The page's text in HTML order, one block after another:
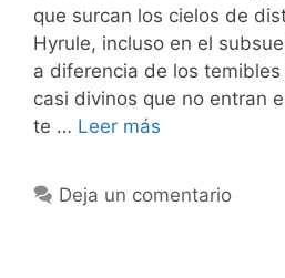
que surcan los cielos de
Hyrule, incluso en el
a diferencia de los temibles
casi divinos que no entran
te … Leer más
Deja un comentario